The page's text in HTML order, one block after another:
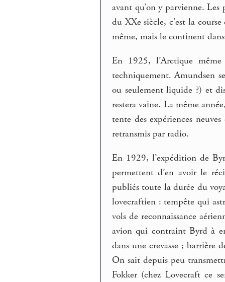
avant qu’on y parvienne. Les
du XXe siècle, c’est la
même, mais le continent
En 1925, l’Arctique
techniquement. Amundsen
ou seulement liquide ?) et
restera vaine. La même
tente des expériences
retransmis par radio.
En 1929, l’expédition de
permettent d’en avoir le
publiés toute la durée du
lovecraftien : tempête qui
vols de reconnaissance
avion qui contraint Byrd à
dans une crevasse ; barrière
On sait depuis peu
Fokker (chez Lovecraft ce